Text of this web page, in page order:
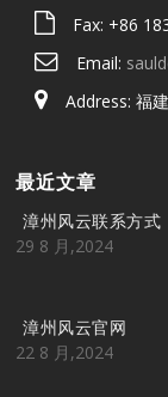
Fax: +86
Email:
Address: 福
最近文章
漳州风云联系方式
29 8 月,2024
漳州风云官网
22 8 月,2024